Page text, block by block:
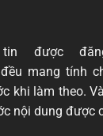
được
đều mang tính
khi làm theo.
nội dung được